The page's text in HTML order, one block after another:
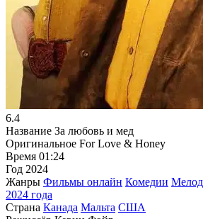
6.4
Название За любовь и мед
Оригинальное For Love & Honey
Время 01:24
Год 2024
Жанры Фильмы онлайн Комедии
2024 года
Страна Канада Мальта США